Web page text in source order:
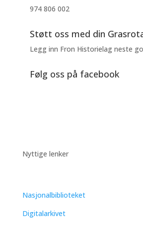
974 806 002
Støtt oss med din
Legg inn Fron Historielag neste
Følg oss på facebook
Nyttige lenker
Nasjonalbiblioteket
Digitalarkivet